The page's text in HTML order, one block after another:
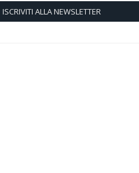
ISCRIVITI ALLA NEWSLETTER